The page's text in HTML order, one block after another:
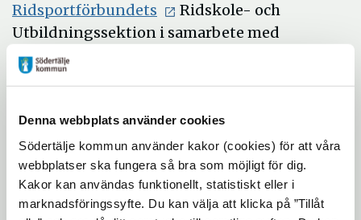
Denna webbplats använder cookies
Södertälje kommun använder kakor (cookies) för att våra
webbplatser ska fungera så bra som möjligt för dig.
Kakor kan användas funktionellt, statistiskt eller i
marknadsföringssyfte. Du kan välja att klicka på ”Tillåt
Ridsportförbundets
Ridskole- och
Utbildningssektion i samarbete med
Granngården.
drömmen. Jag började rida när jag var sju
och sedan jag var sjutton år har jag jobbat
på ridskola."
- "Det är så hedrande att få det här priset
som så många av mina förebilder fått